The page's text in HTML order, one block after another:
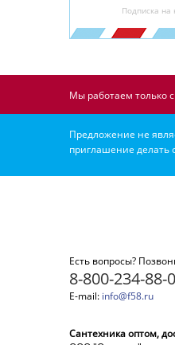
Подписка на
Мы работаем только
Предложение не
приглашение делать
Есть вопросы?
8-800-234-88-
E-mail: info@f58.ru
Сантехника оптом,